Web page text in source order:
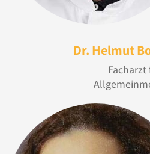
Dr. Helmut
Facharzt